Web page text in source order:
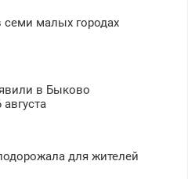
малых городах
в Быково
для жителей